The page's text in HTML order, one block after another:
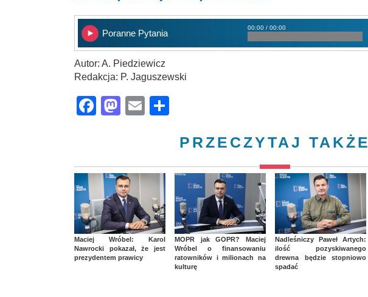
Poranne Pytania
00:00 / 00:00
Autor: A. Piedziewicz
Redakcja: P. Jaguszewski
Facebook
Mastodon
Email
PRZECZYTAJ TAKŻE
Maciej Wróbel: Karol
Nawrocki pokazał, że jest
prezydentem prawicy
MOPR jak GOPR? Maciej
Wróbel o finansowaniu
ratowników i milionach na
kulturę
Nadleśniczy Paweł Artych:
ilość pozyskiwanego
drewna będzie stopniowo
spadać